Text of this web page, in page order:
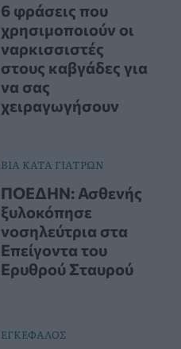
6 φράσεις που
χρησιμοποιούν οι
ναρκισσιστές
στους καβγάδες για
να σας
χειραγωγήσουν
ΒΙΑ ΚΑΤΑ ΓΙΑΤΡΩΝ
ΠΟΕΔΗΝ: Ασθενής
ξυλοκόπησε
νοσηλεύτρια στα
Επείγοντα του
Ερυθρού Σταυρού
ΕΓΚΕΦΑΛΟΣ